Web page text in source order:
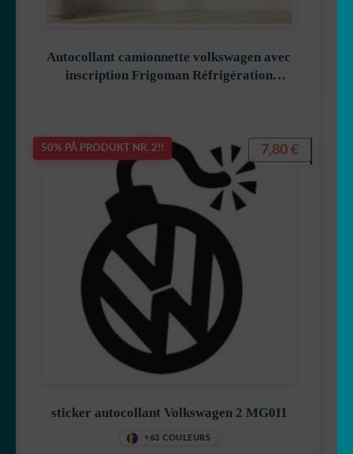
Autocollant camionnette volkswagen avec
inscription Frigoman Réfrigération
50% PÅ PRODUKT NR. 2!!
sticker autocollant Volkswagen 2 MG0II
+63 COULEURS
7,80 €